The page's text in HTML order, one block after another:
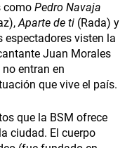
como Pedro Navaja
Aparte de ti (Rada) y
espectadores visten la
Juan Morales
entran en
que vive el país.
que la BSM ofrece
ciudad. El cuerpo